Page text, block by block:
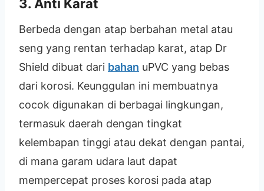
3. Anti Karat
Berbeda dengan atap berbahan metal atau
seng yang rentan terhadap karat, atap Dr
Shield dibuat dari bahan uPVC yang bebas
dari korosi. Keunggulan ini membuatnya
cocok digunakan di berbagai lingkungan,
termasuk daerah dengan tingkat
kelembapan tinggi atau dekat dengan pantai,
di mana garam udara laut dapat
mempercepat proses korosi pada atap